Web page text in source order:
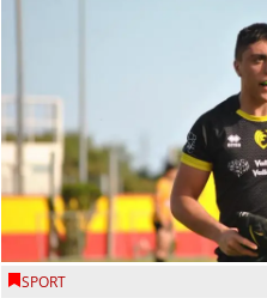
SPORT